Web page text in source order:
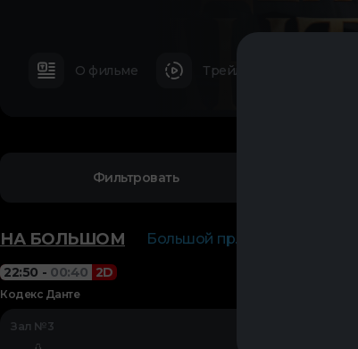
О фильме Трейлер
Фильтровать
НА БОЛЬШОМ Большой пр. П.С., д. 35А
22:50 - 00:40 2D
Кодекс Данте
Зал №3